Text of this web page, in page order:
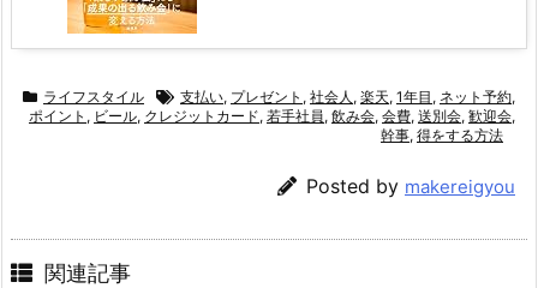
ライフスタイル 支払い, プレゼント , 社会人 , 楽天, 1年目 , ネット予約,
ポイント , ビール, クレジットカード, 若手社員, 飲み会, 会費, 送別会, 歓迎会,
幹事, 得をする方法
Posted by makereigyou
関連記事